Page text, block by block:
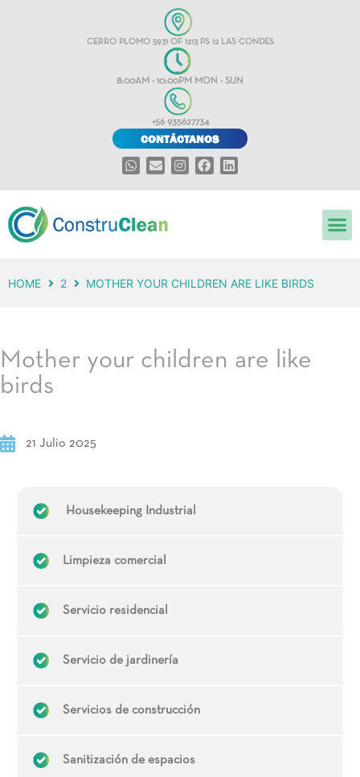
CERRO PLOMO 5931 OF 1213 PS 12 LAS CONDES
8:00AM - 10:00PM MON - SUN
+56 935627734
CONTÁCTANOS
HOME 2 MOTHER YOUR CHILDREN ARE LIKE BIRDS
Mother your children are like
birds
21 Julio 2025
Housekeeping Industrial
Limpieza comercial
Servicio residencial
Servicio de jardinería
Servicios de construcción
Sanitización de espacios